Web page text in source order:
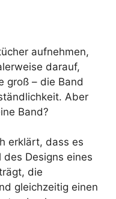
aufnehmen,
darauf,
groß – die Band
Aber
Band?
erklärt, dass es
Designs eines
die
gleichzeitig einen